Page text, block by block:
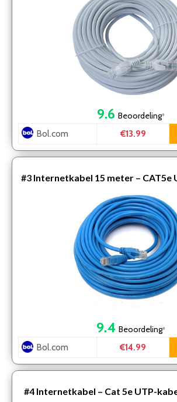
9.6 Beoordeling*
Bol.com €13.99
#3 Internetkabel 15 meter – CAT5e
– Blauw
9.4 Beoordeling*
Bol.com €14.99
#4 Internetkabel – Cat 5e UTP-